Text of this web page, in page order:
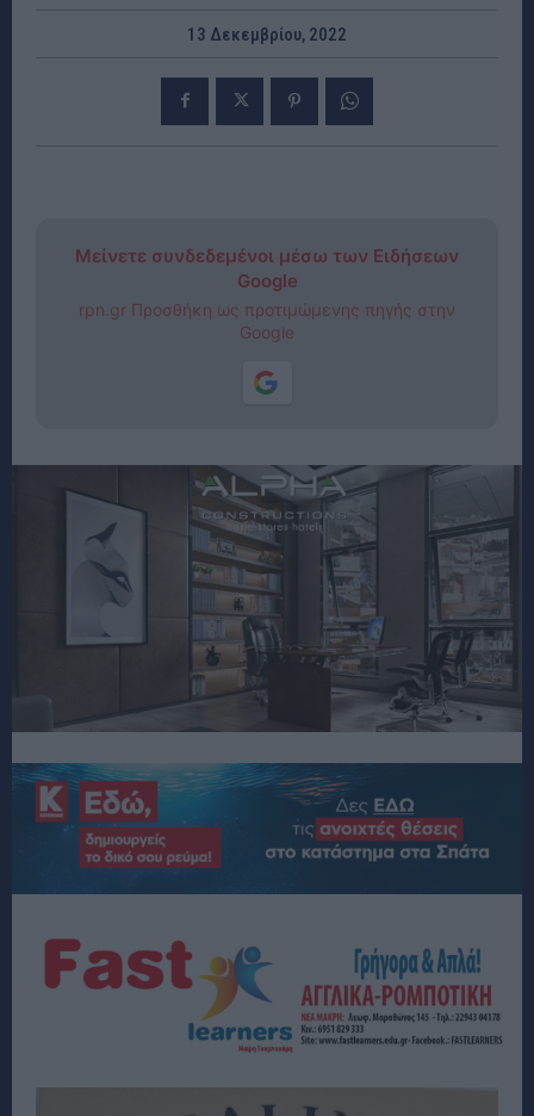
13 Δεκεμβρίου, 2022
Μείνετε συνδεδεμένοι μέσω των Ειδήσεων
Google
rpn.gr Προσθήκη ως προτιμώμενης πηγής στην
Google